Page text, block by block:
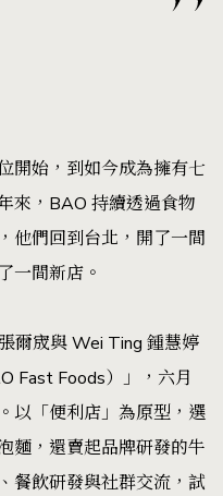
開始，到如今成為擁有七
來，BAO 持續透過食物
他們回到台北，開了一間
一間新店。
爾宬與 Wei Ting 鍾慧婷
Fast Foods）」，六月
以「便利店」為原型，選
麵，還賣起品牌研發的牛
餐飲研發與社群交流，試